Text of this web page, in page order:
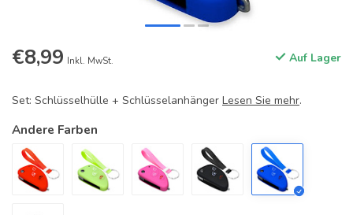
€8,99 Inkl. MwSt. Auf Lager
Set: Schlüsselhülle + Schlüsselanhänger Lesen Sie mehr.
Andere Farben